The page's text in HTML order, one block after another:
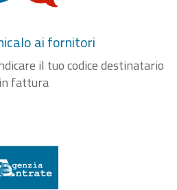
ai fornitori
il tuo codice destinatario
in fattura